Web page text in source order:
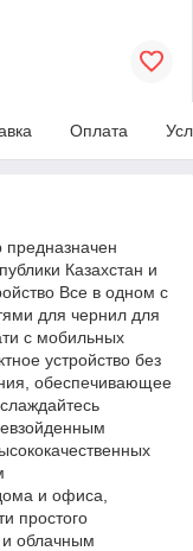
Оплата
Казахстан и
Все в одном с
для чернил для
с мобильных
устройство без
обеспечивающее
и офиса,
простого
облачным